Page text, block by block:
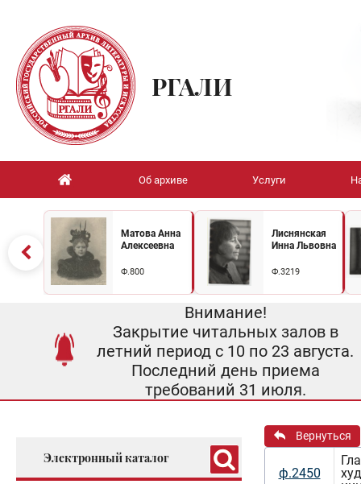
РГАЛИ
Об архиве Услуги
Матова Анна
Алексеевна
Ф.800
Лиснянская
Инна Львовна
Ф.3219
Внимание!
Закрытие читальных залов в
летний период с 10 по 23 августа.
Последний день приема
требований 31 июля.
Электронный каталог
Вернуться
ф.2450